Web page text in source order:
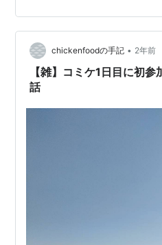
chickenfoodの手記 • 2年前
【雑】コミケ1日目に初
話